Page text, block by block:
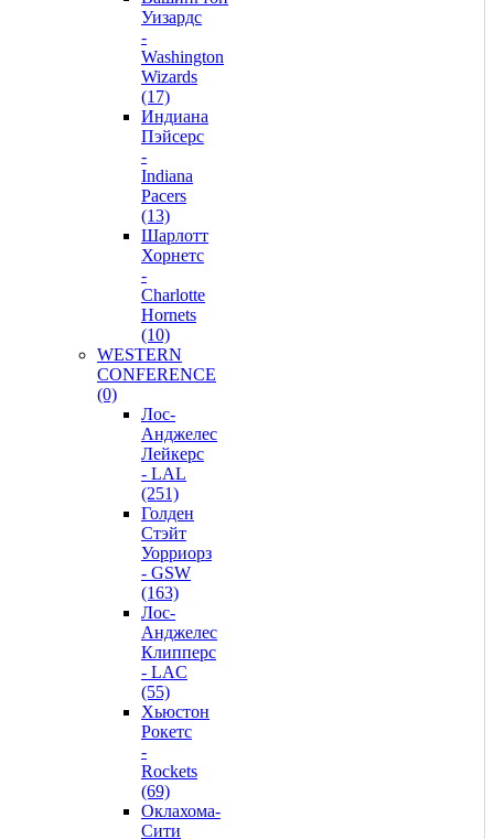
Уизардс
-
Washington
Wizards
(17)
Индиана
Пэйсерс
-
Indiana
Pacers
(13)
Шарлотт
Хорнетс
-
Charlotte
Hornets
(10)
WESTERN
CONFERENCE
(0)
Лос-
Анджелес
Лейкерс
- LAL
(251)
Голден
Стэйт
Уорриорз
- GSW
(163)
Лос-
Анджелес
Клипперс
- LAC
(55)
Хьюстон
Рокетс
-
Rockets
(69)
Оклахома-
Сити